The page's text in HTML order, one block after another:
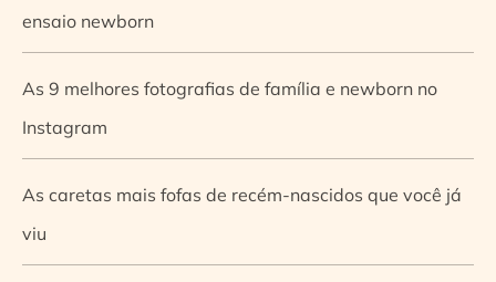
ensaio newborn
As 9 melhores fotografias de família e newborn no
Instagram
As caretas mais fofas de recém-nascidos que você já
viu